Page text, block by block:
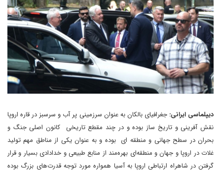
دیپلماسی ایرانی: جغرافیای بالکان به عنوان سرزمینی پر آب و سرسبز در قاره اروپا
نقش آفرینی و تاریخ ساز بوده و در چند مقطع تاریخی کانون اصلی جنگ و
بحران در سطح جهانی و منطقه ای بوده و به عنوان یکی از مناطق مهم تولید
غلات در اروپا و جهان و منطقه‌ای بهره‌مند از منابع طبیعی و خدادادی بسیار و قرار
گرفتن در شاهراه ارتباطی اروپا به آسیا همواره مورد توجه قدرت‌های بزرگ بوده